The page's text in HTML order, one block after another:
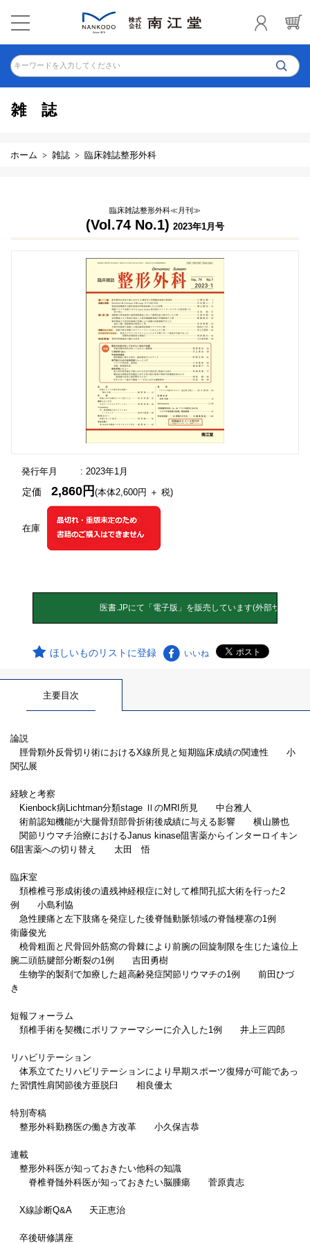
キーワードを入力してください
雑誌
ホーム 雑誌 臨床雑誌整形外科
臨床雑誌整形外科≪月刊≫
(Vol.74 No.1) 2023年1月号
発行年月 : 2023年1月
在庫
定価2,860円(本体2,600円 ＋ 税)
ほしいものリストに登録 いいね
主要目次
論説
脛骨顆外反骨切り術におけるX線所見と短期臨床成績の関連性 小
関弘展
経験と考察
Kienbock病Lichtman分類stage ⅡのMRI所見 中台雅人
術前認知機能が大腿骨頚部骨折術後成績に与える影響 横山勝也
関節リウマチ治療におけるJanus kinase阻害薬からインターロイキン
6阻害薬への切り替え 太田 悟
臨床室
頚椎椎弓形成術後の遺残神経根症に対して椎間孔拡大術を行った2
例 小島利協
急性腰痛と左下肢痛を発症した後脊髄動脈領域の脊髄梗塞の1例
衛藤俊光
橈骨粗面と尺骨回外筋窩の骨棘により前腕の回旋制限を生じた遠位上
腕二頭筋腱部分断裂の1例 吉田勇樹
生物学的製剤で加療した超高齢発症関節リウマチの1例 前田ひづ
き
短報フォーラム
頚椎手術を契機にポリファーマシーに介入した1例 井上三四郎
リハビリテーション
体系立てたリハビリテーションにより早期スポーツ復帰が可能であっ
た習慣性肩関節後方亜脱臼 相良優太
特別寄稿
整形外科勤務医の働き方改革 小久保吉恭
連載
整形外科医が知っておきたい他科の知識
脊椎脊髄外科医が知っておきたい脳腫瘍 菅原貴志
X線診断Q&A 天正恵治
卒後研修講座